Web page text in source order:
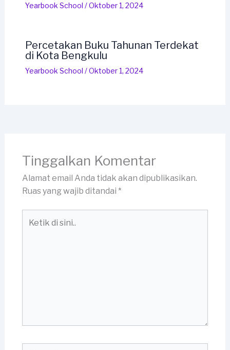
Yearbook School /Oktober 1, 2024
Percetakan Buku Tahunan Terdekat
di Kota Bengkulu
Yearbook School /Oktober 1, 2024
Tinggalkan Komentar
Alamat email Anda tidak akan dipublikasikan.
Ruas yang wajib ditandai *